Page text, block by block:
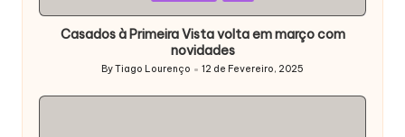
Casados à Primeira Vista volta em março com
novidades
Posted
ByTiago Lourenço 12 de Fevereiro, 2025